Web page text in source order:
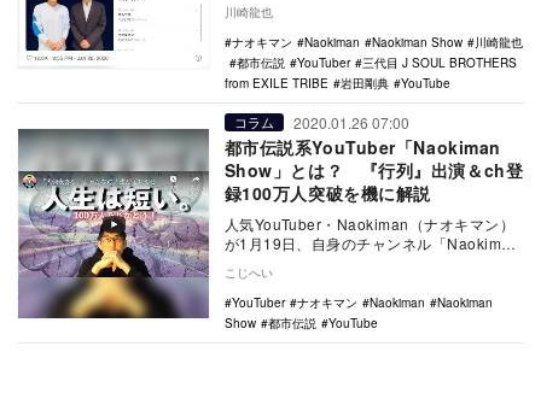
川崎龍也
ナオキマン
Naokiman Naokiman Show
川崎龍也
都市伝説
YouTuber
三代目 J SOUL BROTHERS
from EXILE TRIBE
岩田剛典 YouTube
コラム 2020.01.26 07:00
都市伝説系YouTuber「Naokiman
Show」とは？ 『行列』出演＆ch登
録100万人突破を機に解説
人気YouTuber・Naokiman（ナオキマン）
が1月19日、自身のチャンネル「Naokiman
こじへい
YouTuber
ナオキマン Naokiman
Naokiman
Show
都市伝説 YouTube